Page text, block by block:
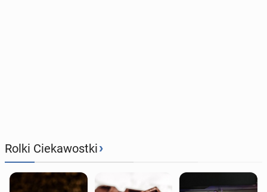
Rolki Ciekawostki›